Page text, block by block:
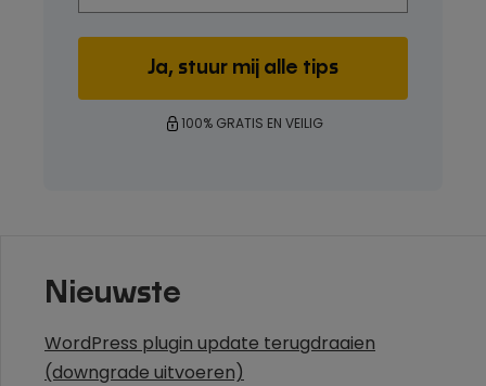
100% GRATIS EN VEILIG
Nieuwste
WordPress plugin update terugdraaien
(downgrade uitvoeren)